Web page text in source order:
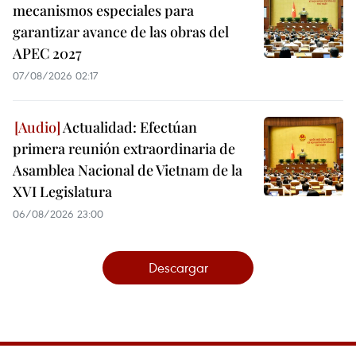
mecanismos especiales para
garantizar avance de las obras del
APEC 2027
07/08/2026 02:17
Actualidad: Efectúan
primera reunión extraordinaria de
Asamblea Nacional de Vietnam de la
XVI Legislatura
06/08/2026 23:00
Descargar